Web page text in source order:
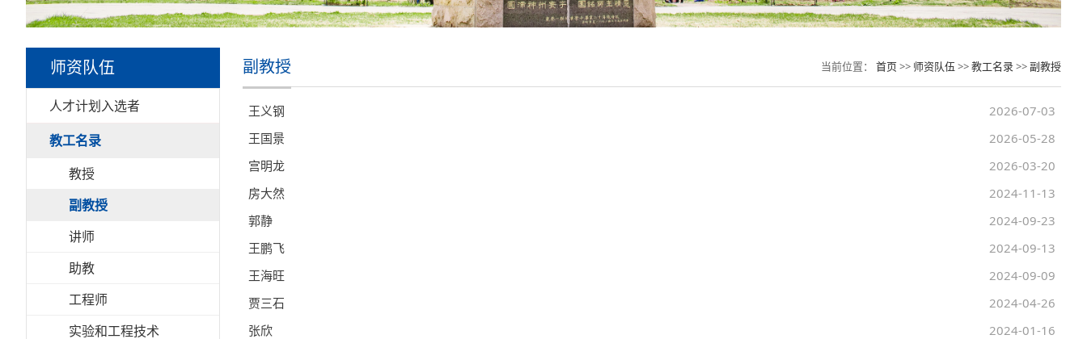
师资队伍
人才计划入选者
教工名录
教授
副教授
讲师
助教
工程师
实验和工程技术
当前位置： 首页>> 师资队伍 >>教工名录>>副教授
副教授
王义钢
2026-07-03
王国景
2026-05-28
宫明龙
2026-03-20
房大然
2024-11-13
郭静
2024-09-23
王鹏飞
2024-09-13
王海旺
2024-09-09
贾三石
2024-04-26
张欣
2024-01-16